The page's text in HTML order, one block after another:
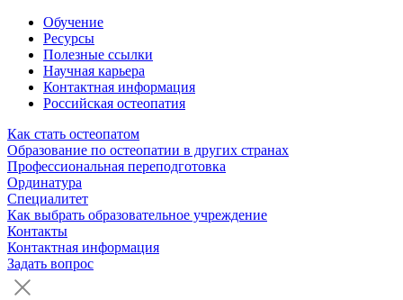
Обучение
Ресурсы
Полезные ссылки
Научная карьера
Контактная информация
Российская остеопатия
Как стать остеопатом
Образование по остеопатии в других странах
Профессиональная переподготовка
Ординатура
Специалитет
Как выбрать образовательное учреждение
Контакты
Контактная информация
Задать вопрос